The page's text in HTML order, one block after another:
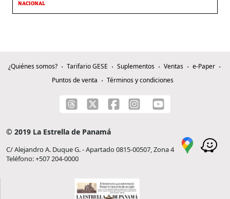
NACIONAL
¿Quiénes somos? Tarifario GESE Suplementos Ventas
e-Paper
Puntos de venta
Términos y condiciones
© 2019 La Estrella de Panamá
C/ Alejandro A. Duque G. - Apartado 0815-00507, Zona 4
Teléfono: +507 204-0000